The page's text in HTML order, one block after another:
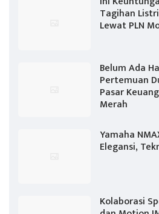
Tagihan
Lewat PLN
Belum Ada
Pertemuan
Pasar
Merah
Yamaha
Elegansi,
Kolaborasi